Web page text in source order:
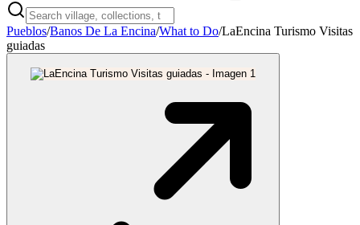
Pueblos/Banos De La Encina/What to Do/LaEncina Turismo Visitas
guiadas